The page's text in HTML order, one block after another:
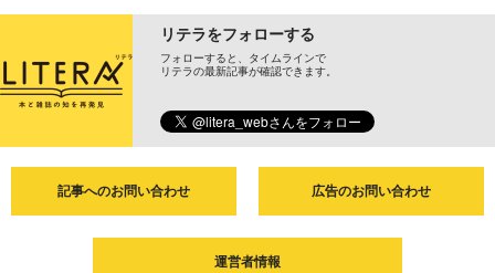
リテラをフォローする
フォローすると、タイムラインで
リテラの最新記事が確認できます。
記事へのお問い合わせ 広告のお問い合わせ
運営者情報